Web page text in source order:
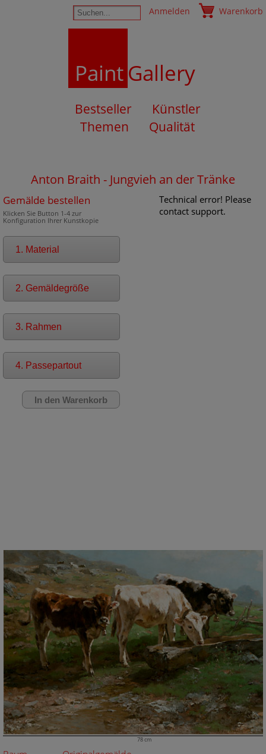
Anmelden Warenkorb
PaintGallery
Bestseller
Künstler
Themen
Qualität
Anton Braith - Jungvieh an der Tränke
Gemälde bestellen
Klicken Sie Button 1-4 zur
Konfiguration Ihrer Kunstkopie
1. Material
2. Gemäldegröße
3. Rahmen
4. Passepartout
78 cm
Technical error! Please
contact support.